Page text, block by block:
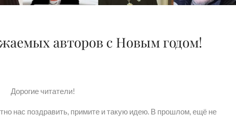
авторов с Новым годом!
Дорогие читатели!
нас поздравить, примите и такую идею. В прошлом, ещё не